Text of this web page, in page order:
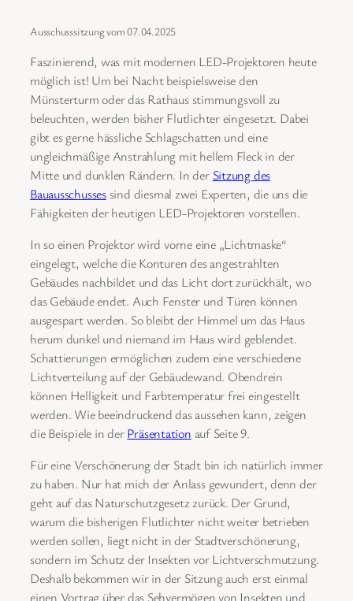
Ausschusssitzung vom 07.04.2025
Faszinierend, was mit modernen LED-Projektoren heute
möglich ist! Um bei Nacht beispielsweise den
Münsterturm oder das Rathaus stimmungsvoll zu
beleuchten, werden bisher Flutlichter eingesetzt. Dabei
gibt es gerne hässliche Schlagschatten und eine
ungleichmäßige Anstrahlung mit hellem Fleck in der
Mitte und dunklen Rändern. In der Sitzung des
Bauausschussessind diesmal zwei Experten, die uns die
Fähigkeiten der heutigen LED-Projektoren vorstellen.
In so einen Projektor wird vorne eine „Lichtmaske“
eingelegt, welche die Konturen des angestrahlten
Gebäudes nachbildet und das Licht dort zurückhält, wo
das Gebäude endet. Auch Fenster und Türen können
ausgespart werden. So bleibt der Himmel um das Haus
herum dunkel und niemand im Haus wird geblendet.
Schattierungen ermöglichen zudem eine verschiedene
Lichtverteilung auf der Gebäudewand. Obendrein
können Helligkeit und Farbtemperatur frei eingestellt
werden. Wie beeindruckend das aussehen kann, zeigen
die Beispiele in derPräsentation auf Seite 9.
Für eine Verschönerung der Stadt bin ich natürlich immer
zu haben. Nur hat mich der Anlass gewundert, denn der
geht auf das Naturschutzgesetz zurück. Der Grund,
warum die bisherigen Flutlichter nicht weiter betrieben
werden sollen, liegt nicht in der Stadtverschönerung,
sondern im Schutz der Insekten vor Lichtverschmutzung.
Deshalb bekommen wir in der Sitzung auch erst einmal
einen Vortrag über das Sehvermögen von Insekten und